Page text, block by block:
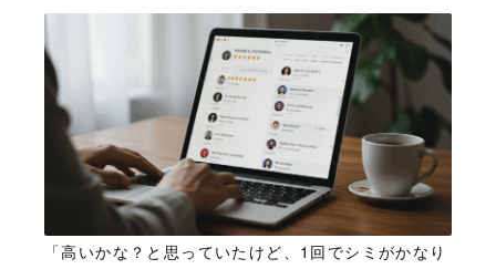
「高いかな？と思っていたけど、1回でシミがかなり